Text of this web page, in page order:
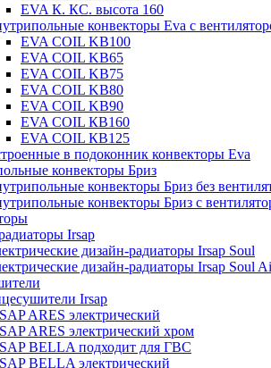
EVA К. КС. высота 160
конвекторы Eva с
EVA COIL KB100
EVA COIL KB65
EVA COIL KB75
EVA COIL KB80
EVA COIL KB90
EVA COIL КВ160
EVA COIL КВ125
в подоконник конвекторы Eva
конвекторы Бриз
конвекторы Бриз без
конвекторы Бриз с
Irsap
дизайн-радиаторы Irsap Soul
дизайн-радиаторы Irsap Soul
Irsap
ARES электрический
ARES электрический хром
BELLA подходит для ГВС
BELLA электрический